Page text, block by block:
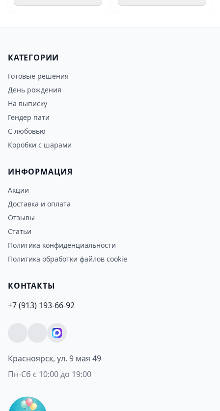
КАТЕГОРИИ
Готовые решения
День рождения
На выписку
Гендер пати
С любовью
Коробки с шарами
ИНФОРМАЦИЯ
Акции
Доставка и оплата
Отзывы
Статьи
Политика конфиденциальности
Политика обработки файлов cookie
КОНТАКТЫ
+7 (913) 193-66-92
Красноярск, ул. 9 мая 49
Пн-Сб с 10:00 до 19:00